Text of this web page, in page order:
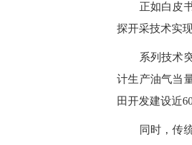
正如白皮书
探开采技术实
系列技术突
计生产油气当
田开发建设近
同时，传统